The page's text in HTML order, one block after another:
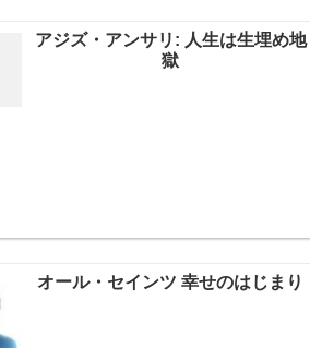
アジズ・アンサリ: 人生は生埋め地
獄
オール・セインツ 幸せのはじまり